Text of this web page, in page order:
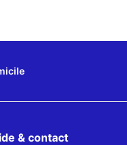
& contact